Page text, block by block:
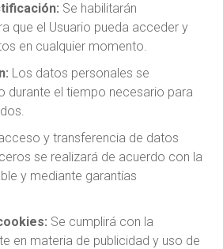
Se habilitarán
que el Usuario pueda acceder y
en cualquier momento.
Los datos personales se
durante el tiempo necesario para
y transferencia de datos
se realizará de acuerdo con la
y mediante garantías
Se cumplirá con la
en materia de publicidad y uso de